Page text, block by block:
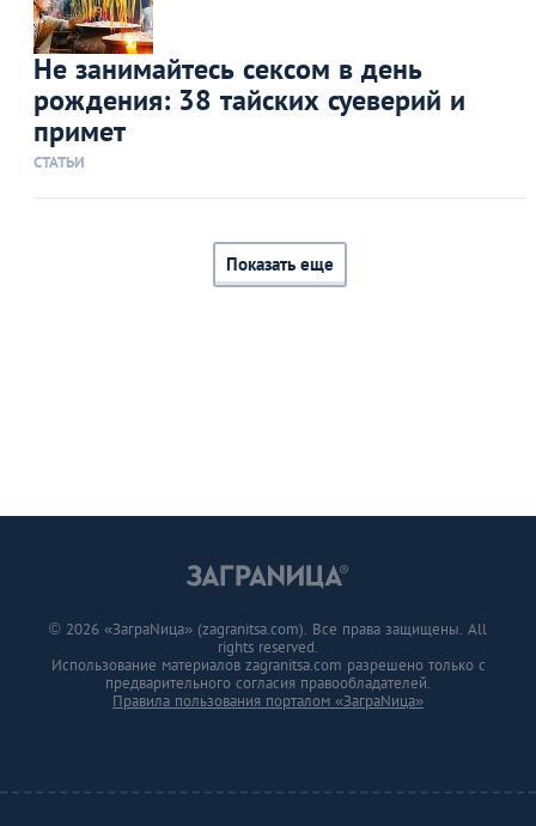
Не занимайтесь сексом в день
рождения: 38 тайских суеверий и
примет
СТАТЬИ
Показать еще
© 2026 «ЗаграNица» (zagranitsa.com). Все права защищены. All
rights reserved.
Использование материалов zagranitsa.com разрешено только с
предварительного согласия правообладателей.
Правила пользования порталом «ЗаграNица»